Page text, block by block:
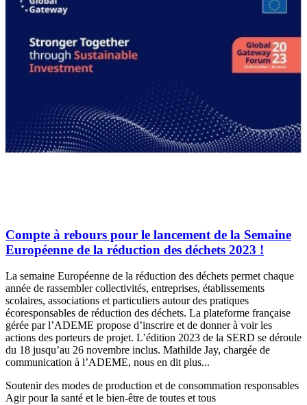
Compte à rebours pour le lancement de la Semaine
Européenne de la réduction des déchets 2023 !
La semaine Européenne de la réduction des déchets permet chaque
année de rassembler collectivités, entreprises, établissements
scolaires, associations et particuliers autour des pratiques
écoresponsables de réduction des déchets. La plateforme française
gérée par l’ADEME propose d’inscrire et de donner à voir les
actions des porteurs de projet. L’édition 2023 de la SERD se déroule
du 18 jusqu’au 26 novembre inclus. Mathilde Jay, chargée de
communication à l’ADEME, nous en dit plus...
Soutenir des modes de production et de consommation responsables
Agir pour la santé et le bien-être de toutes et tous